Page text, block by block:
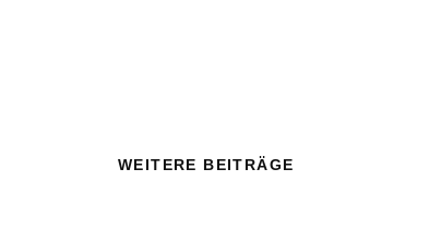
WEITERE BEITRÄGE